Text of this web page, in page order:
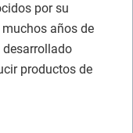
por su
años de
productos de